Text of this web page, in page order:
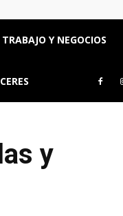
TRABAJO Y NEGOCIOS
y